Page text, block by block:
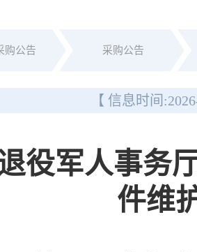
购公告 采购公告
【 信息时间:
役军人事务
件维